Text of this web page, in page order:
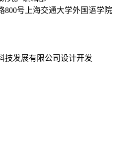
800号上海交通大学外国语学院
技发展有限公司设计开发